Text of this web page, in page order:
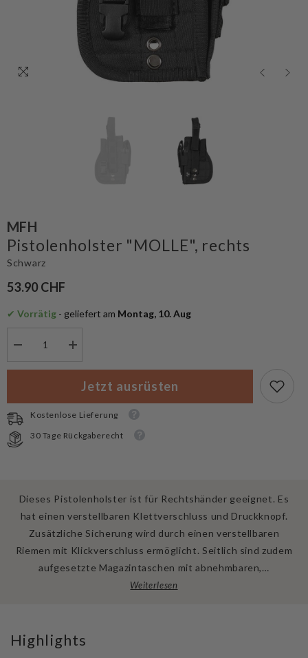
MFH
Pistolenholster "MOLLE", rechts
Schwarz
53.90 CHF
✔ Vorrätig - geliefert am Montag, 10. Aug
für
MOLLE,
rechts
Menge
für
MFH
Pistolenholster
MOLLE,
rechts
Jetzt ausrüsten
Kostenlose Lieferung
30 Tage Rückgaberecht
Dieses Pistolenholster ist für Rechtshänder geeignet. Es
hat einen verstellbaren Klettverschluss und Druckknopf.
Zusätzliche Sicherung wird durch einen verstellbaren
Riemen mit Klickverschluss ermöglicht. Seitlich sind zudem
aufgesetzte Magazintaschen mit abnehmbaren,…
Weiterlesen
Highlights